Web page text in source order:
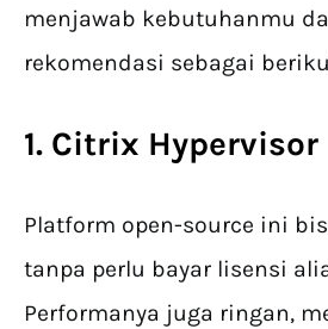
menjawab kebutuhanmu
rekomendasi sebagai
1. Citrix Hypervisor
Platform open-source ini
tanpa perlu bayar lisensi
Performanya juga ringan,